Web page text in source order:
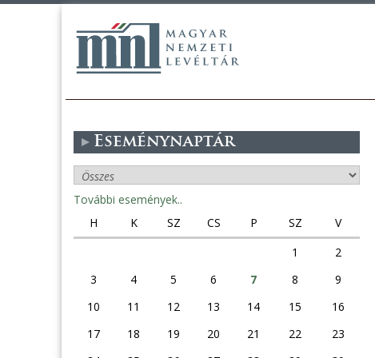
Eseménynaptár
További események..
H
K SZ CS P SZ
V
1
2
3
4 5 6 7 8
9
10
11 12 13 14 15
16
17
18 19 20 21 22
23